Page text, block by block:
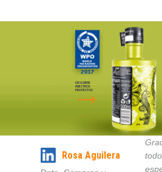
DESCUBRE
NUESTROS
PROYECTOS
Rosa Aguilera